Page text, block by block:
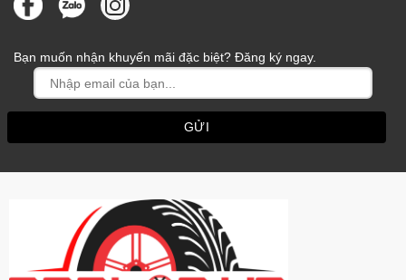
Bạn muốn nhận khuyến mãi đặc biệt? Đăng ký ngay.